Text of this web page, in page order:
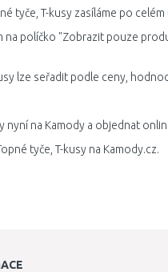
tyče, T-kusy zasíláme po
na políčko "Zobrazit pouze
lze seřadit podle ceny,
nyní na Kamody a objednat
tyče, T-kusy na Kamody.cz.